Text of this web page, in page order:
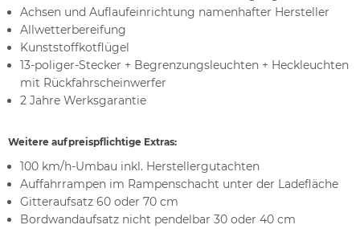
Achsen und Auflaufeinrichtung namenhafter Hersteller
Allwetterbereifung
Kunststoffkotflügel
13-poliger-Stecker + Begrenzungsleuchten + Heckleuchten
mit Rückfahrscheinwerfer
2 Jahre Werksgarantie
Weitere aufpreispflichtige Extras:
100 km/h-Umbau inkl. Herstellergutachten
Auffahrrampen im Rampenschacht unter der Ladefläche
Gitteraufsatz 60 oder 70 cm
Bordwandaufsatz nicht pendelbar 30 oder 40 cm